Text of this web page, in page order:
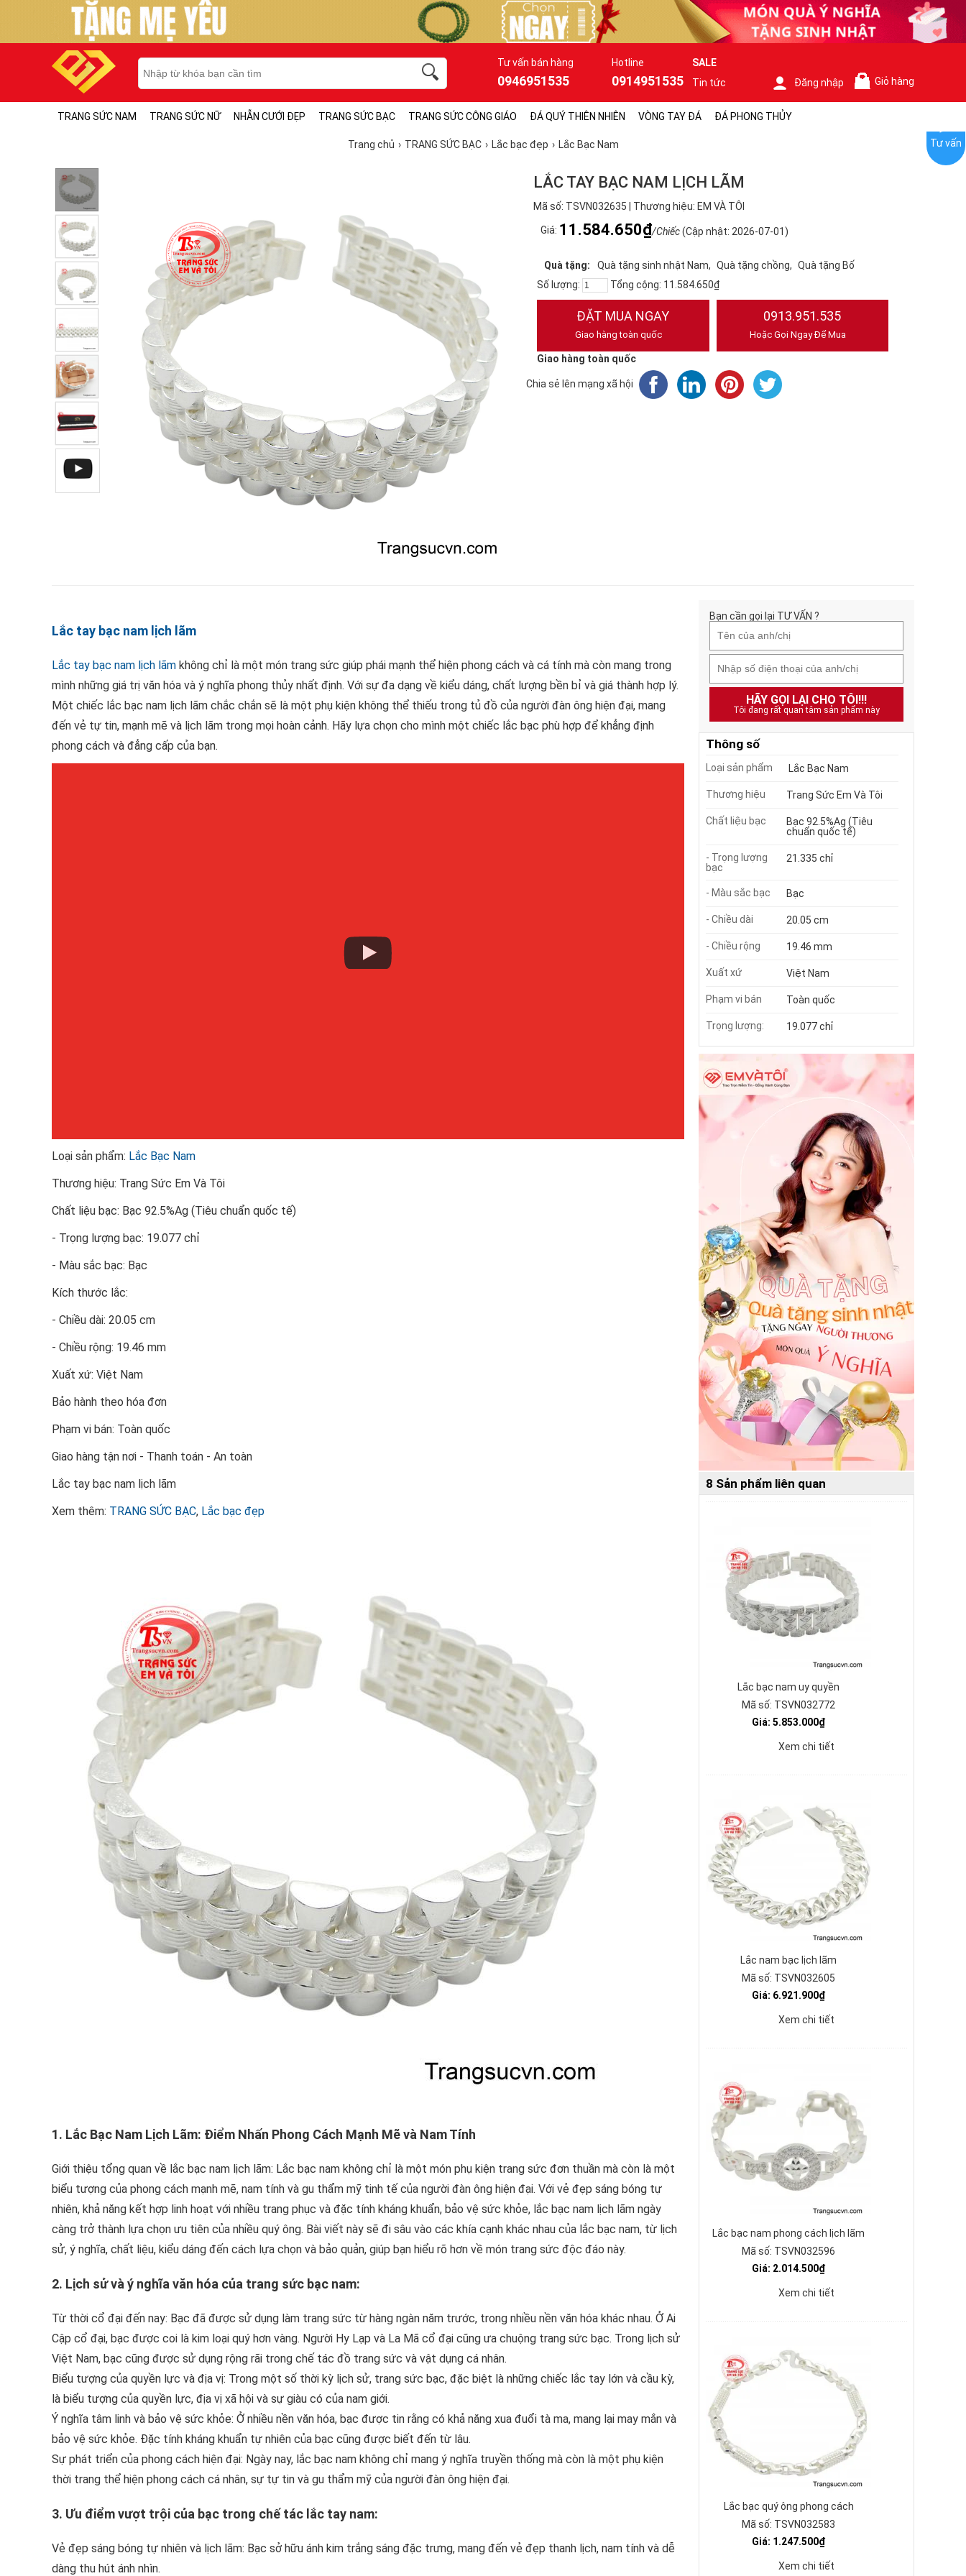
Tư vấn bán hàng
0946951535
Hotline
0914951535
SALE
Tin tức
Đăng nhập Giỏ hàng
TRANG SỨC NAM TRANG SỨC NỮ NHẪN CƯỚI ĐẸP TRANG SỨC BẠC TRANG SỨC CÔNG GIÁO ĐÁ QUÝ THIÊN NHIÊN VÒNG TAY ĐÁ ĐÁ PHONG THỦY
Trang chủ TRANG SỨC BẠC Lắc bạc đẹp Lắc Bạc Nam
LẮC TAY BẠC NAM LỊCH LÃM
Mã số: TSVN032635 | Thương hiệu: EM VÀ TÔI
Giá: 11.584.650₫/Chiếc(Cập nhật: 2026-07-01)
Quà tặng: Quà tặng sinh nhật Nam Quà tặng chồng
Quà tặng Bố
Số lượng:
Tổng cộng: 11.584.650₫
ĐẶT MUA NGAY
Giao hàng toàn quốc
0913.951.535
Hoặc Gọi Ngay Để Mua
Giao hàng toàn quốc
Chia sẻ lên mạng xã hội
Lắc tay bạc nam lịch lãm
Lắc tay bạc nam lịch lãm không chỉ là một món trang sức giúp phái mạnh thể hiện phong cách và cá tính mà còn mang trong
mình những giá trị văn hóa và ý nghĩa phong thủy nhất định. Với sự đa dạng về kiểu dáng, chất lượng bền bỉ và giá thành hợp lý.
Một chiếc lắc bạc nam lịch lãm chắc chắn sẽ là một phụ kiện không thể thiếu trong tủ đồ của người đàn ông hiện đại, mang
đến vẻ tự tin, mạnh mẽ và lịch lãm trong mọi hoàn cảnh. Hãy lựa chọn cho mình một chiếc lắc bạc phù hợp để khẳng định
phong cách và đẳng cấp của bạn.
Loại sản phẩm: Lắc Bạc Nam
Thương hiệu: Trang Sức Em Và Tôi
Chất liệu bạc: Bạc 92.5%Ag (Tiêu chuẩn quốc tế)
- Trọng lượng bạc: 19.077 chỉ
- Màu sắc bạc: Bạc
Kích thước lắc:
- Chiều dài: 20.05 cm
- Chiều rộng: 19.46 mm
Xuất xứ: Việt Nam
Bảo hành theo hóa đơn
Phạm vi bán: Toàn quốc
Giao hàng tận nơi - Thanh toán - An toàn
Lắc tay bạc nam lịch lãm
Xem thêm: TRANG SỨC BẠC, Lắc bạc đẹp
1. Lắc Bạc Nam Lịch Lãm: Điểm Nhấn Phong Cách Mạnh Mẽ và Nam Tính
Giới thiệu tổng quan về lắc bạc nam lịch lãm: Lắc bạc nam không chỉ là một món phụ kiện trang sức đơn thuần mà còn là một
biểu tượng của phong cách mạnh mẽ, nam tính và gu thẩm mỹ tinh tế của người đàn ông hiện đại. Với vẻ đẹp sáng bóng tự
nhiên, khả năng kết hợp linh hoạt với nhiều trang phục và đặc tính kháng khuẩn, bảo vệ sức khỏe, lắc bạc nam lịch lãm ngày
càng trở thành lựa chọn ưu tiên của nhiều quý ông. Bài viết này sẽ đi sâu vào các khía cạnh khác nhau của lắc bạc nam, từ lịch
sử, ý nghĩa, chất liệu, kiểu dáng đến cách lựa chọn và bảo quản, giúp bạn hiểu rõ hơn về món trang sức độc đáo này.
2. Lịch sử và ý nghĩa văn hóa của trang sức bạc nam:
Từ thời cổ đại đến nay: Bạc đã được sử dụng làm trang sức từ hàng ngàn năm trước, trong nhiều nền văn hóa khác nhau. Ở Ai
Cập cổ đại, bạc được coi là kim loại quý hơn vàng. Người Hy Lạp và La Mã cổ đại cũng ưa chuộng trang sức bạc. Trong lịch sử
Việt Nam, bạc cũng được sử dụng rộng rãi trong chế tác đồ trang sức và vật dụng cá nhân.
Biểu tượng của quyền lực và địa vị: Trong một số thời kỳ lịch sử, trang sức bạc, đặc biệt là những chiếc lắc tay lớn và cầu kỳ,
là biểu tượng của quyền lực, địa vị xã hội và sự giàu có của nam giới.
Ý nghĩa tâm linh và bảo vệ sức khỏe: Ở nhiều nền văn hóa, bạc được tin rằng có khả năng xua đuổi tà ma, mang lại may mắn và
bảo vệ sức khỏe. Đặc tính kháng khuẩn tự nhiên của bạc cũng được biết đến từ lâu.
Sự phát triển của phong cách hiện đại: Ngày nay, lắc bạc nam không chỉ mang ý nghĩa truyền thống mà còn là một phụ kiện
thời trang thể hiện phong cách cá nhân, sự tự tin và gu thẩm mỹ của người đàn ông hiện đại.
3. Ưu điểm vượt trội của bạc trong chế tác lắc tay nam:
Vẻ đẹp sáng bóng tự nhiên và lịch lãm: Bạc sở hữu ánh kim trắng sáng đặc trưng, mang đến vẻ đẹp thanh lịch, nam tính và dễ
dàng thu hút ánh nhìn.
Bạn cần gọi lại TƯ VẤN ?
HÃY GỌI LẠI CHO TÔI!!!
Tôi đang rất quan tâm sản phẩm này
Thông số
Loại sản phẩm Lắc Bạc Nam
Thương hiệu Trang Sức Em Và Tôi
Chất liệu bạc
Bạc 92.5%Ag (Tiêu
chuẩn quốc tế)
- Trọng lượng
bạc
21.335 chỉ
- Màu sắc bạc Bạc
- Chiều dài 20.05 cm
- Chiều rộng 19.46 mm
Xuất xứ Việt Nam
Phạm vi bán Toàn quốc
Trọng lượng: 19.077 chỉ
8 Sản phẩm liên quan
Lắc bạc nam uy quyền
Mã số: TSVN032772
Giá: 5.853.000₫
Xem chi tiết
Lắc nam bạc lịch lãm
Mã số: TSVN032605
Giá: 6.921.900₫
Xem chi tiết
Lắc bạc nam phong cách lịch lãm
Mã số: TSVN032596
Giá: 2.014.500₫
Xem chi tiết
Lắc bạc quý ông phong cách
Mã số: TSVN032583
Giá: 1.247.500₫
Xem chi tiết
Tư vấn